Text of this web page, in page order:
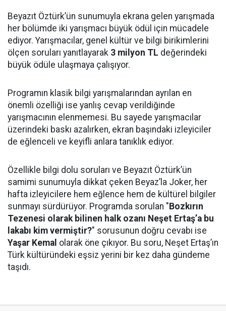
Beyazıt Öztürk’ün sunumuyla ekrana gelen yarışmada
her bölümde iki yarışmacı büyük ödül için mücadele
ediyor. Yarışmacılar, genel kültür ve bilgi birikimlerini
ölçen soruları yanıtlayarak 3 milyon TL değerindeki
büyük ödüle ulaşmaya çalışıyor.
Programın klasik bilgi yarışmalarından ayrılan en
önemli özelliği ise yanlış cevap verildiğinde
yarışmacının elenmemesi. Bu sayede yarışmacılar
üzerindeki baskı azalırken, ekran başındaki izleyiciler
de eğlenceli ve keyifli anlara tanıklık ediyor.
Özellikle bilgi dolu soruları ve Beyazıt Öztürk’ün
samimi sunumuyla dikkat çeken Beyaz’la Joker, her
hafta izleyicilere hem eğlence hem de kültürel bilgiler
sunmayı sürdürüyor. Programda sorulan " Bozkırın
Tezenesi olarak bilinen halk ozanı Neşet Ertaş’a bu
lakabı kim vermiştir?" sorusunun doğru cevabı ise
Yaşar Kemal olarak öne çıkıyor. Bu soru, Neşet Ertaş’ın
Türk kültüründeki eşsiz yerini bir kez daha gündeme
taşıdı.